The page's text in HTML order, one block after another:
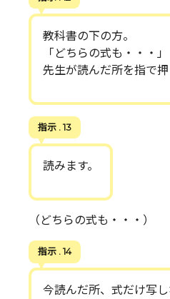
教科書の下の方。
「どちらの式も・・・」
先生が読んだ所を指で押
指示 . 13
読みます。
（どちらの式も・・・）
指示 . 14
今読んだ所、式だけ写